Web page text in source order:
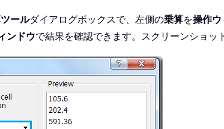
ールダイアログボックスで、左側の乗算を操作
ンドウで結果を確認できます。スクリーンショッ